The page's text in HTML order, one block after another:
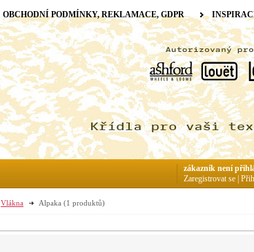
Vlákna Alpaka (1 produktů)
OBCHODNÍ PODMÍNKY, REKLAMACE, GDPR
zákazník není
Zaregistrovat se